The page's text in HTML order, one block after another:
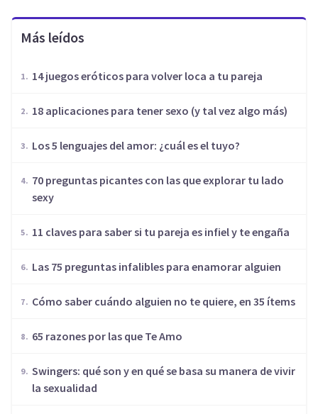
Más leídos
14 juegos eróticos para volver loca a tu pareja
18 aplicaciones para tener sexo (y tal vez algo más)
Los 5 lenguajes del amor: ¿cuál es el tuyo?
70 preguntas picantes con las que explorar tu lado
sexy
11 claves para saber si tu pareja es infiel y te engaña
Las 75 preguntas infalibles para enamorar alguien
Cómo saber cuándo alguien no te quiere, en 35 ítems
65 razones por las que Te Amo
Swingers: qué son y en qué se basa su manera de vivir
la sexualidad